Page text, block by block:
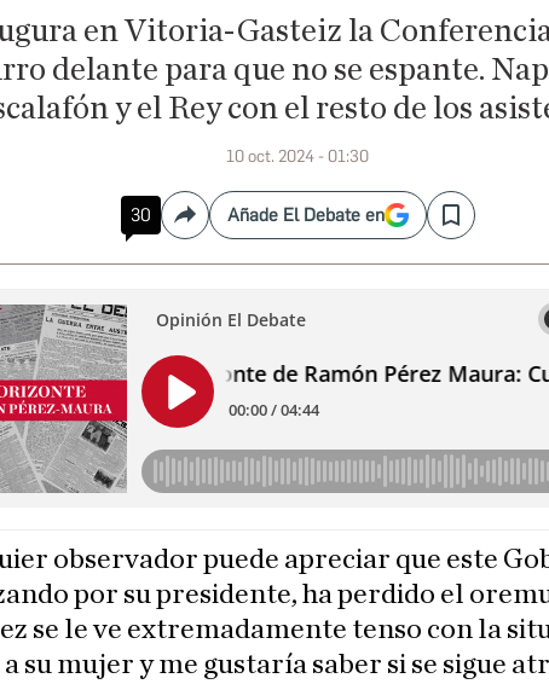
en Vitoria-Gasteiz la
delante para que no se espante.
y el Rey con el resto de los
10 oct. 2024 - 01:30
30 CompartirAñade El Debate en Save
observador puede apreciar que este
por su presidente, ha perdido el
se le ve extremadamente tenso con la
su mujer y me gustaría saber si se sigue